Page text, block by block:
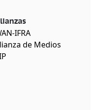
IFRA
de Medios